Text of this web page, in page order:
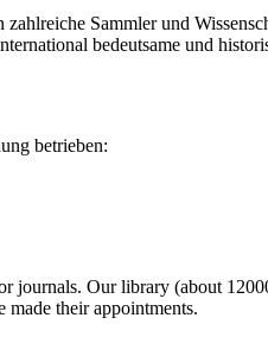
Sammler und
bedeutsame und
betrieben:
journals. Our library (about
their appointments.